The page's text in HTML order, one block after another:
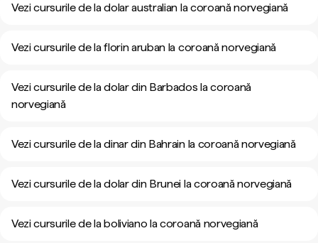
Vezi cursurile de la dolar australian la coroană norvegiană
Vezi cursurile de la florin aruban la coroană norvegiană
Vezi cursurile de la dolar din Barbados la coroană
norvegiană
Vezi cursurile de la dinar din Bahrain la coroană norvegiană
Vezi cursurile de la dolar din Brunei la coroană norvegiană
Vezi cursurile de la boliviano la coroană norvegiană